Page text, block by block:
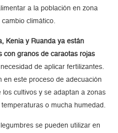
a la población en zona
climático.
Kenia y Ruanda ya están
con granos de caraotas rojas
de aplicar fertilizantes.
en este proceso de adecuación
cultivos y se adaptan a zonas
o mucha humedad.
se pueden utilizar en